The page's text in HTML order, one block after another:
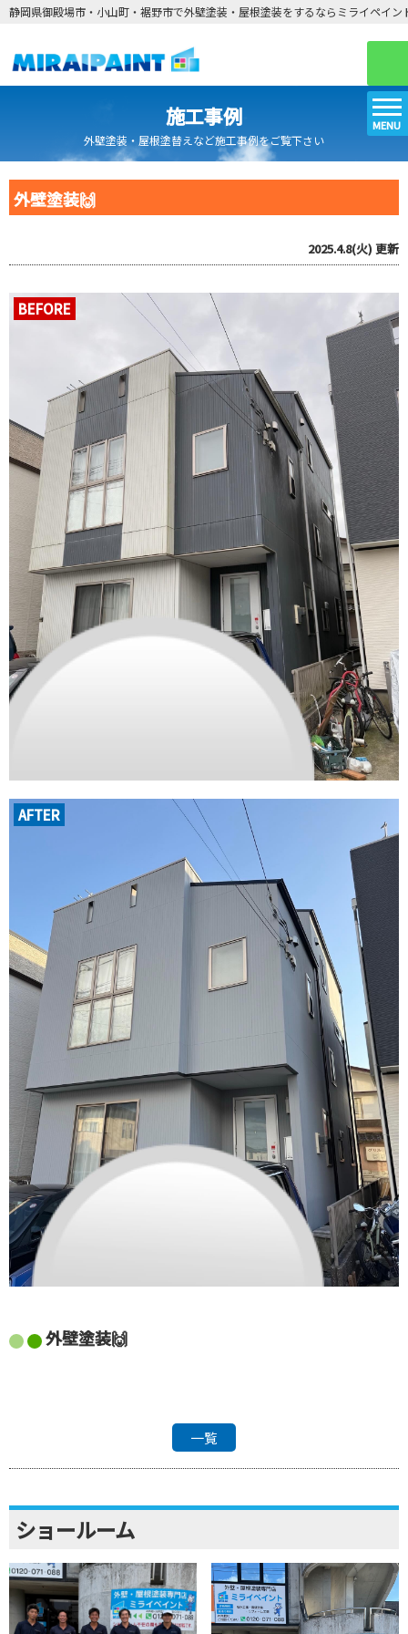
静岡県御殿場市・小山町・裾野市で外壁塗装・屋根塗装をするならミライペイン
MENU
施工事例
外壁塗装・屋根塗替えなど施工事例をご覧下さい
外壁塗装🙌
2025.4.8(火) 更新
AFTER
BEFORE
外壁塗装🙌
一覧
ショールーム